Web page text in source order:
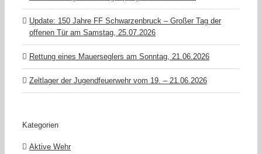
Update: 150 Jahre FF Schwarzenbruck – Großer Tag der
offenen Tür am Samstag, 25.07.2026
Rettung eines Mauerseglers am Sonntag, 21.06.2026
Zeltlager der Jugendfeuerwehr vom 19. – 21.06.2026
Kategorien
Aktive Wehr